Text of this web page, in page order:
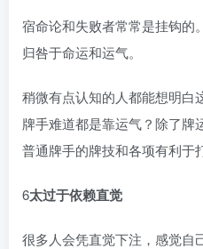
宿命论和失败者常常是挂钩的
归咎于命运和运气。
稍微有点认知的人都能想明白
牌手难道都是靠运气？除了牌
普通牌手的牌技和各项有利于
6太过于依赖直觉
很多人会凭直觉下注，感觉自